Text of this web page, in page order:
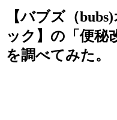
【バブズ（
ック】の「便秘
を調べてみた。